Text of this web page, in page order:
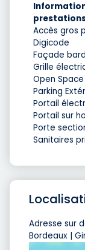
Accès gros
Digicode
Façade
Grille
Open Space
Parking
Portail
Portail sur
Porte
Sanitaires
Adresse sur
Bordeaux |